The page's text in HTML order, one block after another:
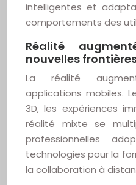
intelligentes et
comportements des
Réalité
nouvelles
La réalité
applications mobiles.
3D, les expériences
réalité mixte se
professionnelles
technologies pour la
la collaboration à